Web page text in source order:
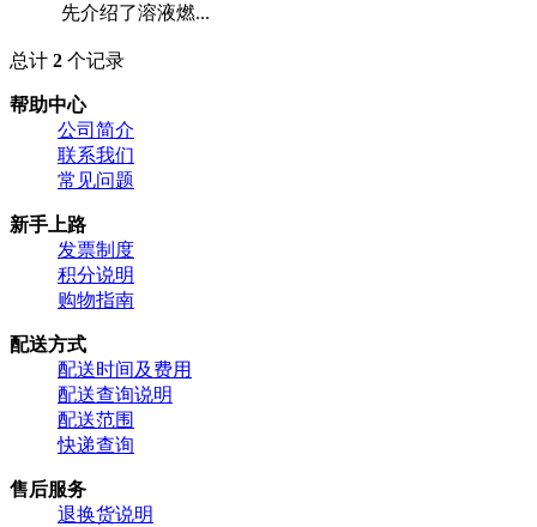
先介绍了溶液燃...
总计 2 个记录
帮助中心
公司简介
联系我们
常见问题
新手上路
发票制度
积分说明
购物指南
配送方式
配送时间及费用
配送查询说明
配送范围
快递查询
售后服务
退换货说明